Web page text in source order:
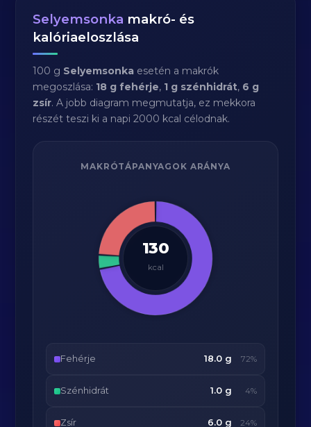
Selyemsonka makró- és
kalóriaeloszlása
100 g Selyemsonka esetén a makrók
megoszlása: 18 g fehérje, 1 g szénhidrát, 6 g
zsír. A jobb diagram megmutatja, ez mekkora
részét teszi ki a napi 2000 kcal célodnak.
MAKRÓTÁPANYAGOK ARÁNYA
130
kcal
Fehérje 18.0 g 72%
Szénhidrát 1.0 g 4%
Zsír 6.0 g 24%